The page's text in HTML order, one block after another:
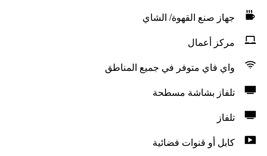
جهاز صنع القهوة/ الشاي
مركز أعمال
واي فاي متوفر في جميع المناطق
تلفاز بشاشة مسطحة
تلفاز
كابل أو قنوات فضائية